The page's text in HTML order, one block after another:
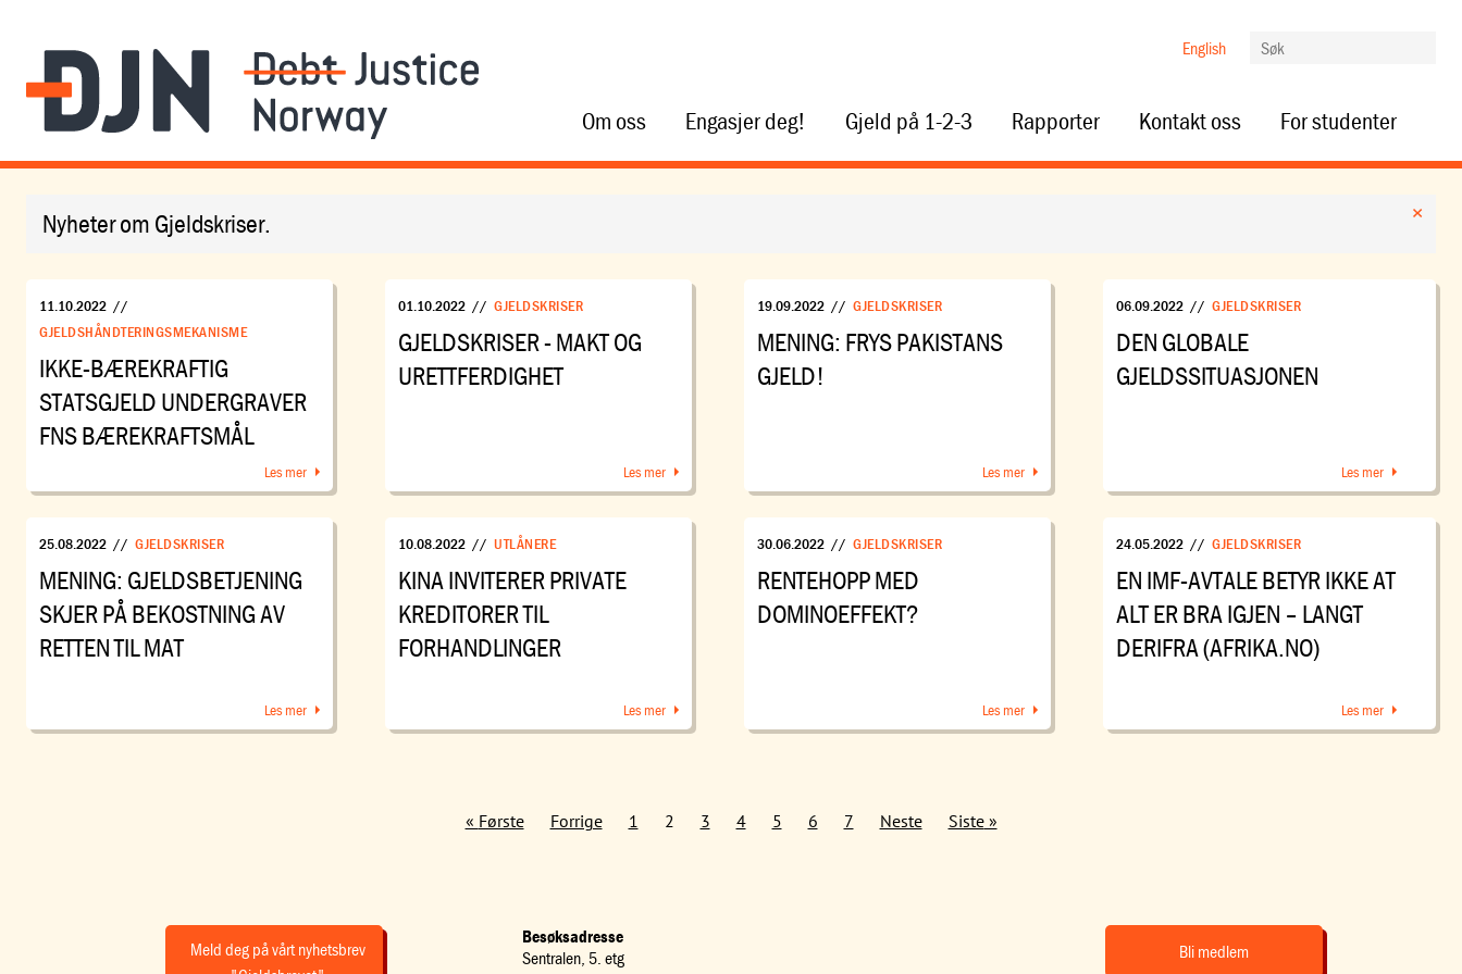
English
Om oss Engasjer deg! Gjeld på 1-2-3 Rapporter Kontakt oss For studenter
Nyheter om Gjeldskriser. ×
11.10.2022 //
GJELDSHÅNDTERINGSMEKANISME
IKKE-BÆREKRAFTIG
STATSGJELD UNDERGRAVER
FNS BÆREKRAFTSMÅL
Les mer
01.10.2022 // GJELDSKRISER
GJELDSKRISER - MAKT OG
URETTFERDIGHET
Les mer
19.09.2022 // GJELDSKRISER
MENING: FRYS PAKISTANS
GJELD!
Les mer
06.09.2022 // GJELDSKRISER
DEN GLOBALE
GJELDSSITUASJONEN
Les mer
25.08.2022 // GJELDSKRISER
MENING: GJELDSBETJENING
SKJER PÅ BEKOSTNING AV
RETTEN TIL MAT
Les mer
10.08.2022 // UTLÅNERE
KINA INVITERER PRIVATE
KREDITORER TIL
FORHANDLINGER
Les mer
30.06.2022 // GJELDSKRISER
RENTEHOPP MED
DOMINOEFFEKT?
Les mer
24.05.2022 // GJELDSKRISER
EN IMF-AVTALE BETYR IKKE AT
ALT ER BRA IGJEN – LANGT
DERIFRA (AFRIKA.NO)
Les mer
Første Forrige 1 2 3 4 5 6 7 Neste Siste
Meld deg på vårt nyhetsbrev
Besøksadresse
Sentralen, 5. etg
Bli medlem